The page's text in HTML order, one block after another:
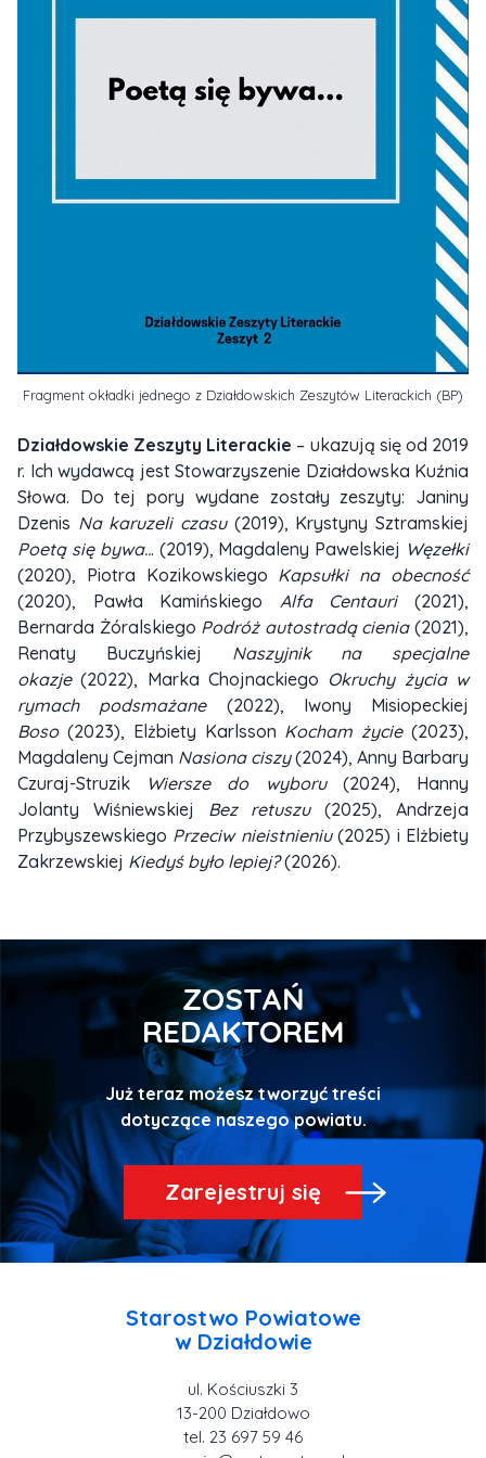
Fragment okładki jednego z Działdowskich Zeszytów Literackich (BP)
Działdowskie Zeszyty Literackie – ukazują się od 2019
r. Ich wydawcą jest Stowarzyszenie Działdowska Kuźnia
Słowa. Do tej pory wydane zostały zeszyty: Janiny
Dzenis Na karuzeli czasu(2019), Krystyny Sztramskiej
Poetą się bywa... (2019), Magdaleny Pawelskiej Węzełki
(2020), Piotra Kozikowskiego Kapsułki na obecność
(2020), Pawła Kamińskiego Alfa Centauri(2021),
Bernarda Żóralskiego Podróż autostradą cienia(2021),
Renaty Buczyńskiej Naszyjnik na specjalne
okazje(2022), Marka Chojnackiego Okruchy życia w
rymach podsmażane (2022), Iwony Misiopeckiej
Boso (2023), Elżbiety Karlsson Kocham życie(2023),
Magdaleny Cejman Nasiona ciszy(2024), Anny Barbary
Czuraj-Struzik
Wiersze do wyboru (2024), Hanny
Jolanty Wiśniewskiej Bez retuszu(2025), Andrzeja
Przybyszewskiego Przeciw nieistnieniu(2025) i Elżbiety
Zakrzewskiej Kiedyś było lepiej?(2026).
ZOSTAŃ
REDAKTOREM
Już teraz możesz tworzyć treści
dotyczące naszego powiatu.
Zarejestruj się
Starostwo Powiatowe
ul. Kościuszki 3
tel. 23 697 59 46